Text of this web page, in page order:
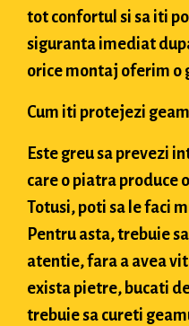
tot confortul si sa iti
siguranta imediat
orice montaj oferim o
Cum iti protejezi
Este greu sa prevezi
care o piatra produce
Totusi, poti sa le faci
Pentru asta, trebuie
atentie, fara a avea
exista pietre, bucati
trebuie sa cureti